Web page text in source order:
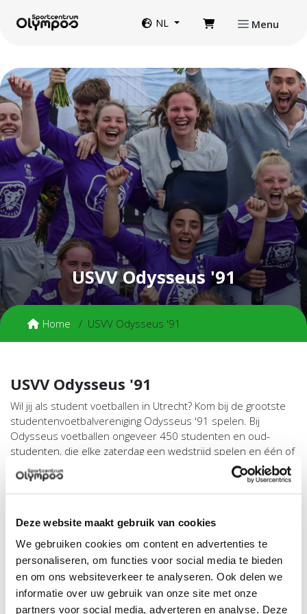
Deze website maakt gebruik van cookies
We gebruiken cookies om content en advertenties te
personaliseren, om functies voor social media te bieden
en om ons websiteverkeer te analyseren. Ook delen we
informatie over uw gebruik van onze site met onze
partners voor social media, adverteren en analyse. Deze
NL Menu
USVV Odysseus '91
Home USVV Odysseus '91
USVV Odysseus '91
Wil jij als student voetballen in Utrecht? Kom bij de grootste
studentenvoetbalvereniging Odysseus '91 spelen. Bij
Odysseus voetballen ongeveer 450 studenten en oud-
studenten, die elke zaterdag een wedstrijd spelen en één of
twee keer in de week trainen. Gediplomeerde trainers
trainen de dames (Eerste klasse) en heren (Derde klasse)
selecties.
Odysseus ’91 focust zich op twee aspecten: prestatiegericht
voetballen en gezelligheid. Binnen de vereniging bestaan 16
commissies, die ervoor zorgen dat er allerlei activiteiten,
feesten en legendarische Super Saturdays worden
georganiseerd. Voor ieder wat wils, dus kom voetballen bij
Odysseus en beleef de derde helft op z'n Ody's.